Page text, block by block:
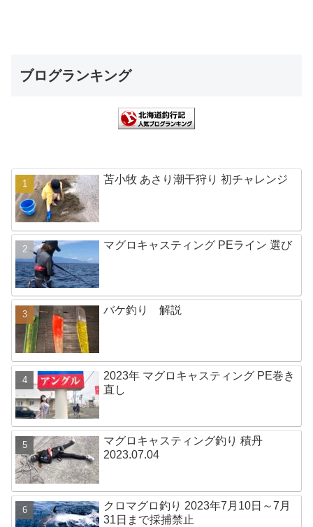
ブログランキング
苫小牧 あさり潮干狩り 初チャレンジ
マグロキャスティング PEライン 選び
バケ釣り 解説
2023年 マグロキャスティング PE巻き
直し
マグロキャスティング釣り 積丹
2023.07.04
クロマグロ釣り 2023年7月10日～7月
31日まで採捕禁止